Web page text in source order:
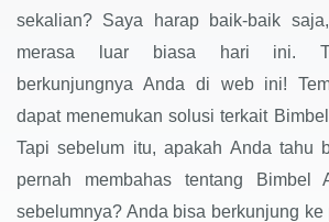
sekalian? Saya harap baik-baik
merasa luar biasa hari ini.
berkunjungnya Anda di web ini!
dapat menemukan solusi terkait
Tapi sebelum itu, apakah Anda tahu
pernah membahas tentang Bimbel
sebelumnya? Anda bisa berkunjung